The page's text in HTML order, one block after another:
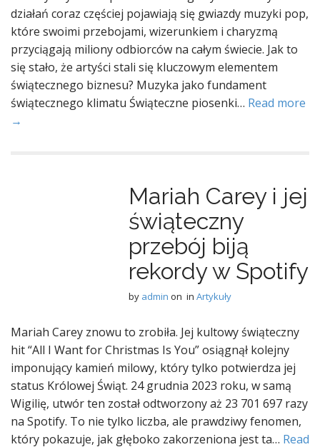
działań coraz częściej pojawiają się gwiazdy muzyki pop,
które swoimi przebojami, wizerunkiem i charyzmą
przyciągają miliony odbiorców na całym świecie. Jak to
się stało, że artyści stali się kluczowym elementem
świątecznego biznesu? Muzyka jako fundament
świątecznego klimatu Świąteczne piosenki… Read more
→
Mariah Carey i jej
świąteczny
przebój biją
rekordy w Spotify
by admin on in Artykuły
Mariah Carey znowu to zrobiła. Jej kultowy świąteczny
hit “All I Want for Christmas Is You” osiągnął kolejny
imponujący kamień milowy, który tylko potwierdza jej
status Królowej Świąt. 24 grudnia 2023 roku, w samą
Wigilię, utwór ten został odtworzony aż 23 701 697 razy
na Spotify. To nie tylko liczba, ale prawdziwy fenomen,
który pokazuje, jak głęboko zakorzeniona jest ta… Read